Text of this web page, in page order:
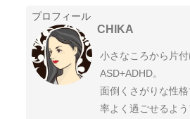
プロフィール
CHIKA
小さなころから片
ASD+ADHD。
面倒くさがりな性
率よく過ごせるよ